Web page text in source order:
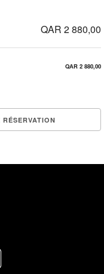
QAR 2 880,00
QAR 2 880,00